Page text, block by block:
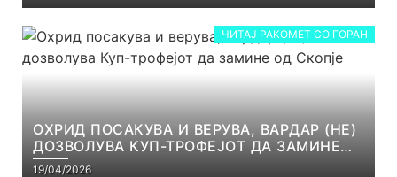
ЧИТАЈ РАКОМЕТ СО ГОРАН
ОХРИД ПОСАКУВА И ВЕРУВА, ВАРДАР (НЕ)
ДОЗВОЛУВА КУП-ТРОФЕЈОТ ДА ЗАМИНЕ
ОД СКОПЈЕ
19/04/2026